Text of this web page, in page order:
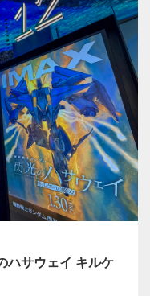
ハサウェイ キルケ